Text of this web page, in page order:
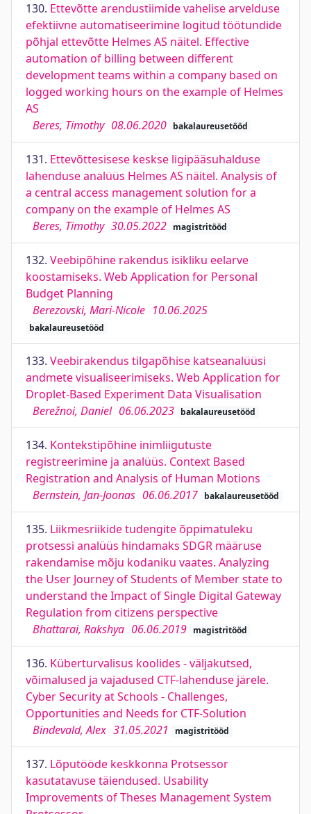
130. Ettevõtte arendustiimide vahelise arvelduse
efektiivne automatiseerimine logitud töötundide
põhjal ettevõtte Helmes AS näitel. Effective
automation of billing between different
development teams within a company based on
logged working hours on the example of Helmes
AS
Beres, Timothy 08.06.2020 bakalaureusetööd
131. Ettevõttesisese keskse ligipääsuhalduse
lahenduse analüüs Helmes AS näitel. Analysis of
a central access management solution for a
company on the example of Helmes AS
Beres, Timothy 30.05.2022 magistritööd
132. Veebipõhine rakendus isikliku eelarve
koostamiseks. Web Application for Personal
Budget Planning
Berezovski, Mari-Nicole 10.06.2025
bakalaureusetööd
133. Veebirakendus tilgapõhise katseanalüüsi
andmete visualiseerimiseks. Web Application for
Droplet-Based Experiment Data Visualisation
Berežnoi, Daniel 06.06.2023 bakalaureusetööd
134. Kontekstipõhine inimliigutuste
registreerimine ja analüüs. Context Based
Registration and Analysis of Human Motions
Bernstein, Jan-Joonas 06.06.2017 bakalaureusetööd
135. Liikmesriikide tudengite õppimatuleku
protsessi analüüs hindamaks SDGR määruse
rakendamise mõju kodaniku vaates. Analyzing
the User Journey of Students of Member state to
understand the Impact of Single Digital Gateway
Regulation from citizens perspective
Bhattarai, Rakshya 06.06.2019 magistritööd
136. Küberturvalisus koolides - väljakutsed,
võimalused ja vajadused CTF-lahenduse järele.
Cyber Security at Schools - Challenges,
Opportunities and Needs for CTF-Solution
Bindevald, Alex 31.05.2021 magistritööd
137. Lõputööde keskkonna Protsessor
kasutatavuse täiendused. Usability
Improvements of Theses Management System